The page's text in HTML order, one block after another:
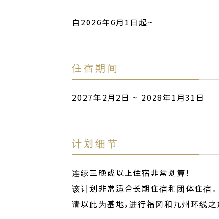
自2026年6月1日起~
住宿期间
2027年2月2日 ~ 2028年1月31日
计划细节
连续三晚或以上住宿非常划算！
该计划非常适合长期住宿和团体住宿。
请以此为基地，进行福冈和九州环线之